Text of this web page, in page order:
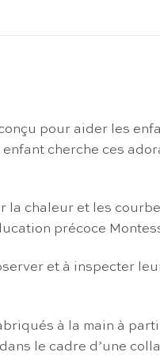
pour aider les
cherche ces
chaleur et les
précoce
et à inspecter
à la main à
le cadre d’une